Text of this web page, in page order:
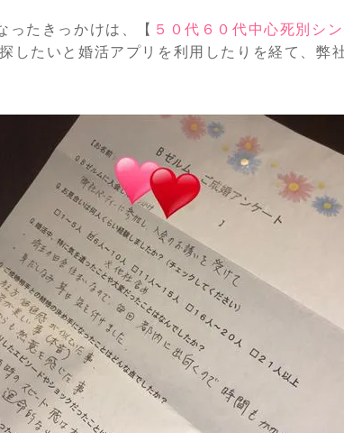
ったきっかけは、【 ５０代６０代中心死別シ
したいと婚活アプリを利用したりを経て、弊